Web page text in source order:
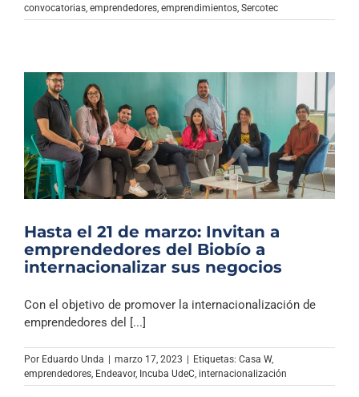
convocatorias emprendedores emprendimientos Sercotec
Hasta el 21 de marzo: Invitan a
emprendedores del Biobío a
internacionalizar sus negocios
Con el objetivo de promover la internacionalización de
emprendedores del [...]
Por Eduardo Unda | marzo 17, 2023 | Etiquetas: Casa W,
emprendedores Endeavor, Incuba UdeC internacionalización